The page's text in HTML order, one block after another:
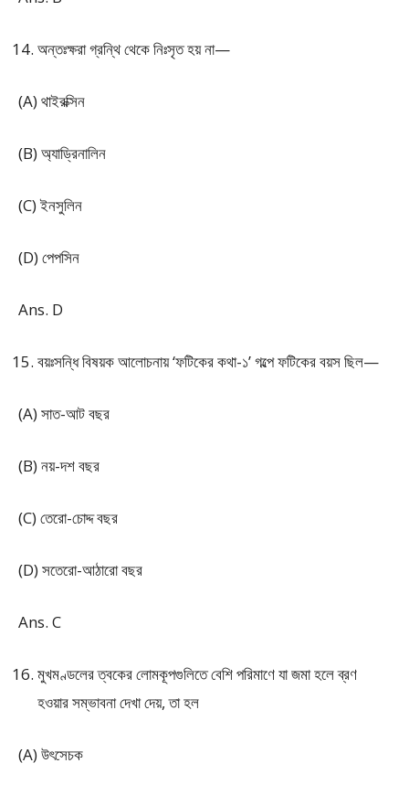
অন্তঃক্ষরা গ্রন্থি থেকে নিঃসৃত হয় না—
(A) থাইরক্সিন
(B) অ্যাড্রিনালিন
(C) ইনসুলিন
(D) পেপসিন
Ans. D
বয়ঃসন্ধি বিষয়ক আলোচনায় ‘ফটিকের কথা-১’ গল্পে ফটিকের বয়স ছিল—
(A) সাত-আট বছর
(B) নয়-দশ বছর
(C) তেরো-চোদ্দ বছর
(D) সতেরো-আঠারো বছর
Ans. C
মুখমণ্ডলের ত্বকের লোমকূপগুলিতে বেশি পরিমাণে যা জমা হলে ব্রণ
হওয়ার সম্ভাবনা দেখা দেয়, তা হল
(A) উৎসেচক